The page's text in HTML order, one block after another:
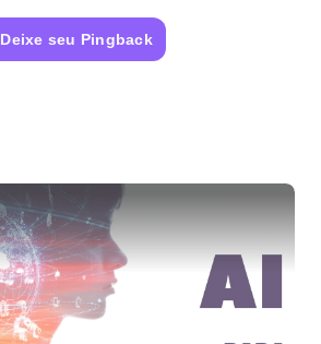
Deixe seu Pingback